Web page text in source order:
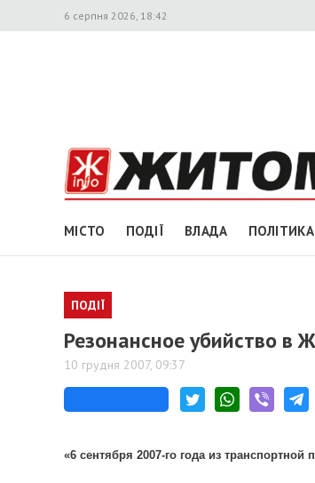
6 серпня 2026, 18:42
МІСТО ПОДІЇ ВЛАДА ПОЛІТИКА
ПОДІЇ
Резонансное убийство в
10 грудня 2007, 09:37
«6 сентября 2007-го года из